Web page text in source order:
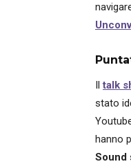
Iltalk
stato
hanno
Sound